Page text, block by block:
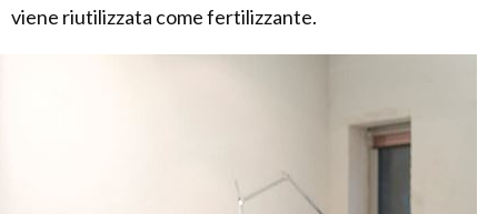
viene riutilizzata come fertilizzante.